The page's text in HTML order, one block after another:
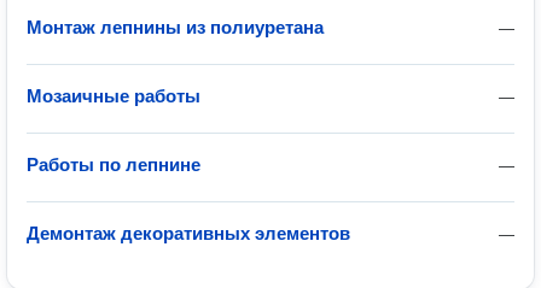
—
Монтаж лепнины из полиуретана
—
Мозаичные работы
—
Работы по лепнине
—
Демонтаж декоративных элементов